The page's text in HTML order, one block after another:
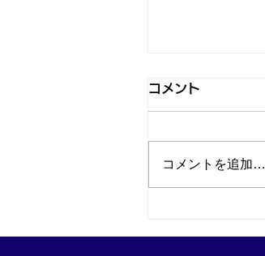
コメント
コメントを追加…